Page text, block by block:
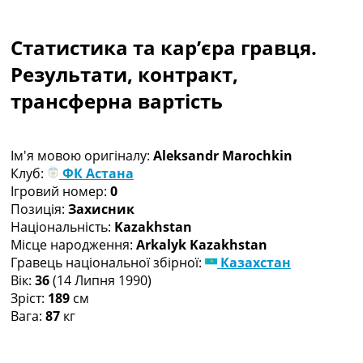
Чемпіонат Світу
Україна. Прем’єр-Ліга
Україна. Перша Ліга
Ліга Чемпіонів
Ще Турніри >>>
Таблиці
Чемпіонат Світу. Турнирні таблиці
Таблиця УПЛ
Перша Ліга
Таблиця АПЛ
Таблиця Ла Ліги
Таблиця Ліги Чемпіонів
Всі таблиці >>>
Рейтинги
Статистика та кар’єра гравця.
Результати, контракт,
трансферна вартість
Ім'я мовою оригіналу: Aleksandr Marochkin
Клуб:
ФК Астана
Ігровий номер: 0
Позиція: Захисник
Національність: Kazakhstan
Місце народження: Arkalyk Kazakhstan
Гравець національної збірної:
Казахстан
Вік: 36(14 Липня 1990)
Зріст: 189 см
Вага: 87 кг